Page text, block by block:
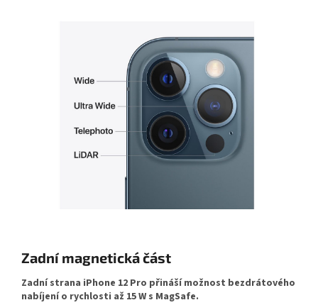
Zadní magnetická část
Zadní strana iPhone 12 Pro přináší možnost bezdrátového
nabíjení o rychlosti až 15 W s MagSafe.